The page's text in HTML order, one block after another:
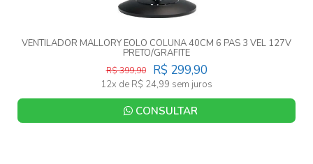
VENTILADOR MALLORY EOLO COLUNA 40CM 6 PAS 3 VEL 127V
PRETO/GRAFITE
R$ 299,90
R$ 399,90
12x de R$ 24,99 sem juros
CONSULTAR